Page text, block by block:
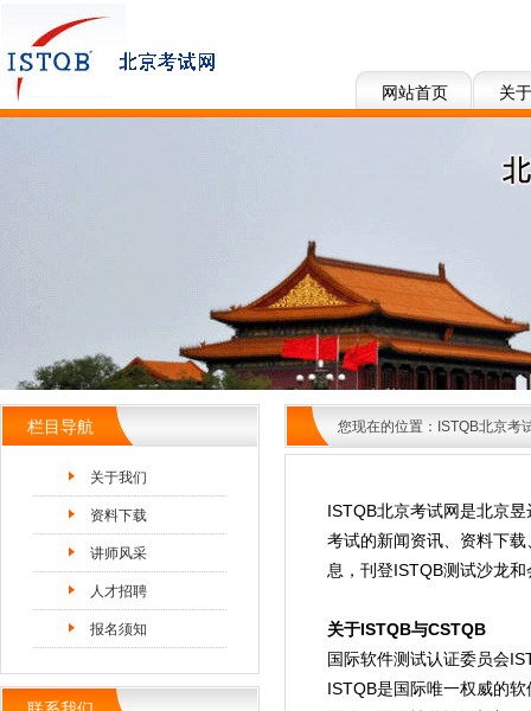
网站首页 关
栏目导航
关于我们
资料下载
讲师风采
人才招聘
报名须知
您现在的位置： ISTQB北京考
ISTQB北京考试网是北京
考试的新闻资讯、资料下
息，刊登ISTQB测试沙龙
关于ISTQB与CSTQB
国际软件测试认证委员会
ISTQB是国际唯一权威的